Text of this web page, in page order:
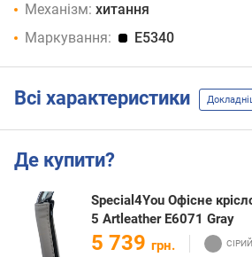
Механізм: хитання
Маркування:
E5340
Всі характеристики
Де купити?
Special4You Офісне
5 Artleather E6071 Gray
5 739 грн.